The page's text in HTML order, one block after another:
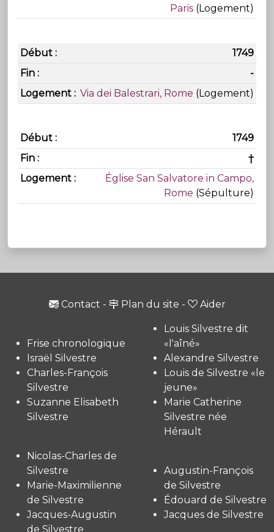
Paris (Logement)
1749
-
Via dei Balestrari, Rome (Logement)
1749
†
Église San Salvatore in Campo,
Rome (Sépulture)
Contact - Plan du site - Aider
Frise chronologique
Israël Silvestre
Charles-François
Silvestre
Suzanne Elisabeth
Silvestre
Louis Silvestre dit
«l'aîné»
Alexandre Silvestre
Louis de Silvestre «le
jeune»
Marie Catherine
Silvestre née
Hérault
Nicolas-Charles de
Silvestre
Marie-Maximilienne
de Silvestre
Jacques-Augustin
de Silvestre
Augustin-François
de Silvestre
Édouard de Silvestre
Jacques de Silvestre